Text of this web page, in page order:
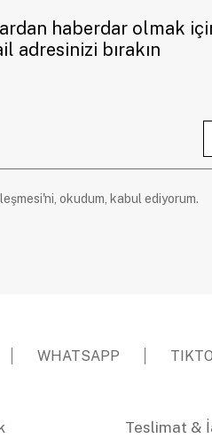
haberdar olmak
adresinizi bırakın
okudum, kabul ediyorum.
WHATSAPP
Teslimat &